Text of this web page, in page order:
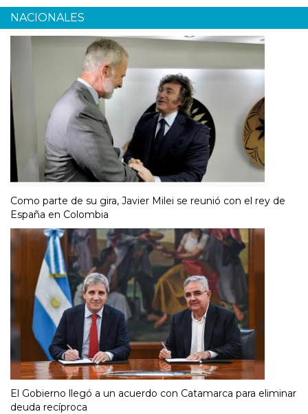
NACIONALES
Como parte de su gira, Javier Milei se reunió con el rey de
España en Colombia
El Gobierno llegó a un acuerdo con Catamarca para eliminar
deuda recíproca